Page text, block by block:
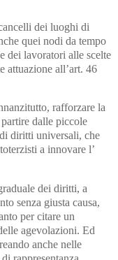
dei luoghi di
quei nodi da tempo
dei lavoratori alle scelte
attuazione all’art. 46
rafforzare la
dalle piccole
diritti universali, che
a innovare l’
dei diritti, a
senza giusta causa,
per citare un
agevolazioni. Ed
anche nelle